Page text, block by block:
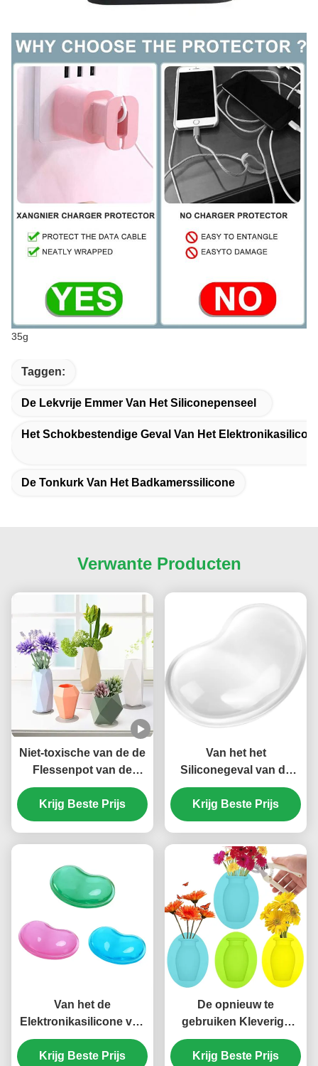
35g
Taggen:
De Lekvrije Emmer Van Het Siliconepenseel
Het Schokbestendige Geval Van Het
De Tonkurk Van Het Badkamerssilicone
Verwante Producten
Niet-toxische van de de
Flessenpot van de
Siliconebloem
Onschadelijke
Veelkleurige Praktisch
Krijg Beste Prijs
Van het het
Siliconegeval van de
antisteunbalk Geurloos
Elektronika de
Polsstootkussen voor
Krijg Beste Prijs
Van het de
Elektronikasilicone van
FDA Ergonomische van
het het Gevalgel
Krijg Beste Prijs
De opnieuw te
gebruiken Kleverige
Vaas Niet-toxische
Duurzame Multiscene
Krijg Beste Prijs